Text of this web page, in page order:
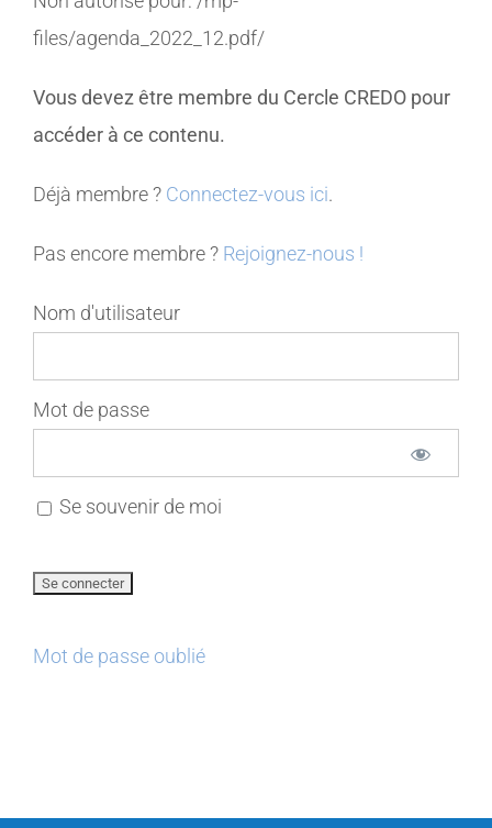
MEMBRES
CONTACT
files/agenda_2022_12.pdf/
Vous devez être membre du Cercle CREDO pour
accéder à ce contenu.
Déjà membre ? Connectez-vous ici.
Pas encore membre ? Rejoignez-nous !
Nom d'utilisateur
Mot de passe
Se souvenir de moi
Mot de passe oublié